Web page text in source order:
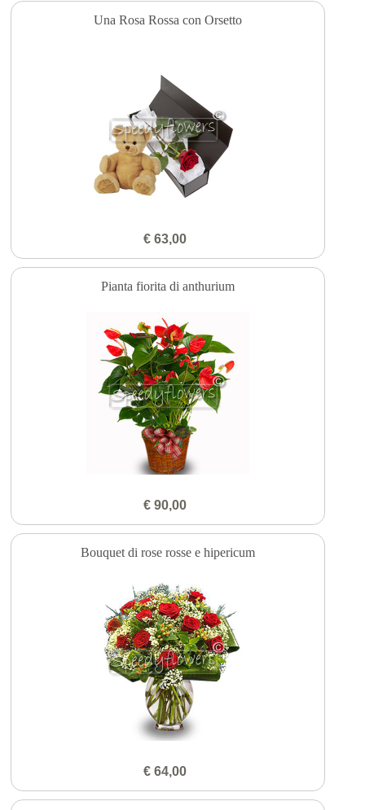
Una Rosa Rossa con Orsetto
€ 63,00
Pianta fiorita di anthurium
€ 90,00
Bouquet di rose rosse e hipericum
€ 64,00